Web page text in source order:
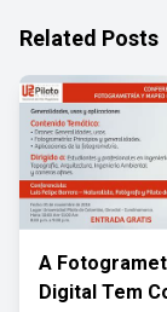
Related Posts
A
Digital Tem